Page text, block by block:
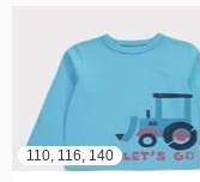
110, 116, 140